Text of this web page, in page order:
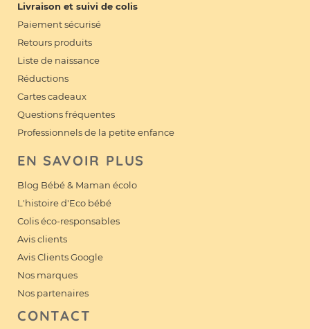
Livraison et suivi de colis
Paiement sécurisé
Retours produits
Liste de naissance
Réductions
Cartes cadeaux
Questions fréquentes
Professionnels de la petite enfance
EN SAVOIR PLUS
Blog Bébé & Maman écolo
L'histoire d'Eco bébé
Colis éco-responsables
Avis clients
Avis Clients Google
Nos marques
Nos partenaires
CONTACT